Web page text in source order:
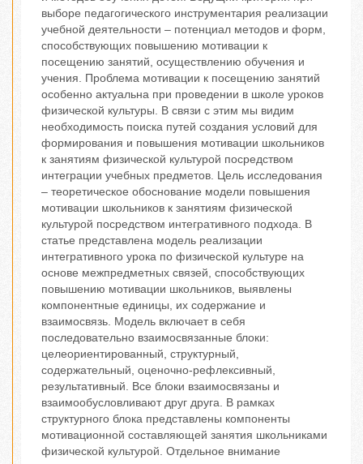
выборе педагогического инструментария реализации
учебной деятельности – потенциал методов и форм,
способствующих повышению мотивации к
посещению занятий, осуществлению обучения и
учения. Проблема мотивации к посещению занятий
особенно актуальна при проведении в школе уроков
физической культуры. В связи с этим мы видим
необходимость поиска путей создания условий для
формирования и повышения мотивации школьников
к занятиям физической культурой посредством
интеграции учебных предметов. Цель исследования
– теоретическое обоснование модели повышения
мотивации школьников к занятиям физической
культурой посредством интегративного подхода. В
статье представлена модель реализации
интегративного урока по физической культуре на
основе межпредметных связей, способствующих
повышению мотивации школьников, выявлены
компонентные единицы, их содержание и
взаимосвязь. Модель включает в себя
последовательно взаимосвязанные блоки:
целеориентированный, структурный,
содержательный, оценочно-рефлексивный,
результативный. Все блоки взаимосвязаны и
взаимообусловливают друг друга. В рамках
структурного блока представлены компоненты
мотивационной составляющей занятия школьниками
физической культурой. Отдельное внимание